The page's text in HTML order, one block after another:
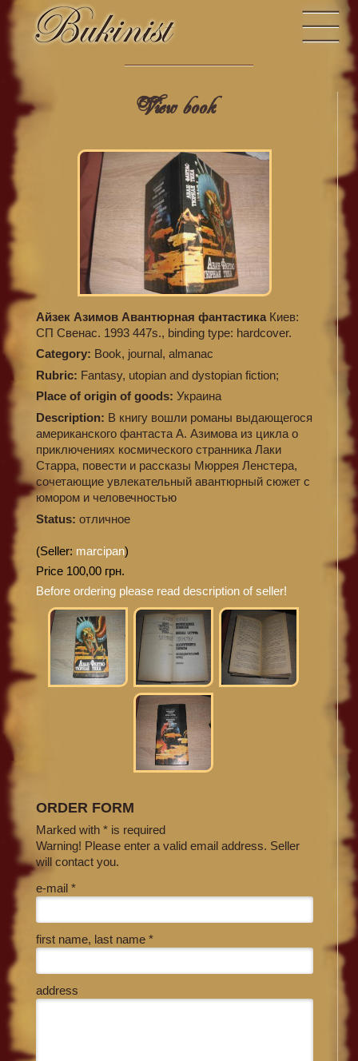
View book
Айзек Азимов Авантюрная фантастика Киев:
СП Свенас. 1993 447s., binding type: hardcover.
Category: Book, journal, almanac
Rubric: Fantasy, utopian and dystopian fiction;
Place of origin of goods: Украина
Description: В книгу вошли романы выдающегося
американского фантаста А. Азимова из цикла о
приключениях космического странника Лаки
Старра, повести и рассказы Мюррея Ленстера,
сочетающие увлекательный авантюрный сюжет с
юмором и человечностью
Status: отличное
(Seller: marcipan)
Price 100,00 грн.
Before ordering please read description of seller!
ORDER FORM
Marked with * is required
Warning! Please enter a valid email address. Seller
will contact you.
e-mail *
first name, last name *
address